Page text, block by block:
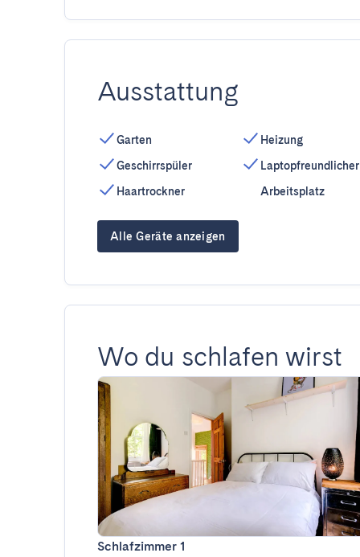
Ausstattung
Garten
Geschirrspüler
Haartrockner
Heizung
Laptopfreundlicher
Arbeitsplatz
Alle Geräte anzeigen
Wo du schlafen wirst
Schlafzimmer 1